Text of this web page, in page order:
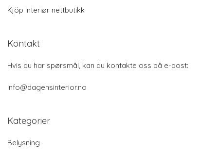
Kjöp Interiør nettbutikk
Kontakt
Hvis du har spørsmål, kan du kontakte oss på e-post:
info@dagensinterior.no
Kategorier
Belysning